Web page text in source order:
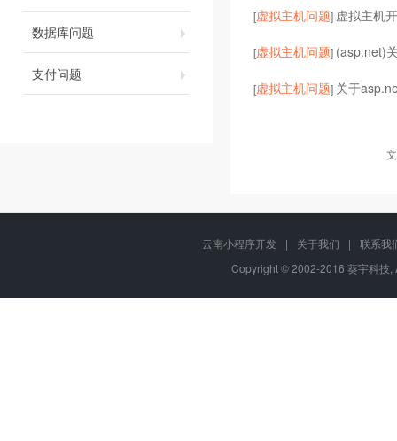
数据库问题
支付问题
[虚拟主机问题] 虚拟主机
[虚拟主机问题] (asp.net)
[虚拟主机问题] 关于
云南小程序开发 | 关于我们 |
联系我
Copyright © 2002-2016 葵宇科